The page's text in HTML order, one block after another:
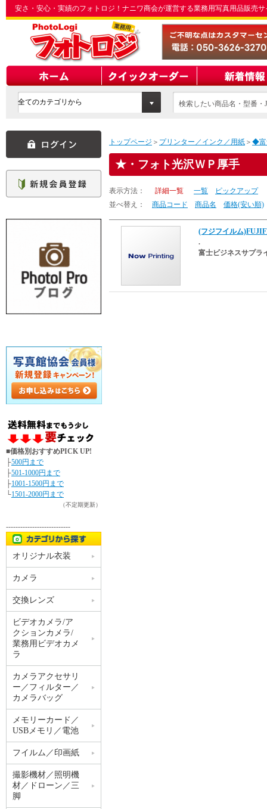
安さ・安心・実績のフォトロジ！ナニワ商会が運営する業務用写真用品販売
検索したい商品名・型番
トップページ ＞ プリンター／インク／用紙 ＞ ◆富
・フォト光沢ＷＰ厚手
表示方法： 詳細一覧 一覧
ピックアップ
並べ替え：
商品コード 商品名 価格(安い順)
(フジフイルム
.
富士ビジネスサプラ
■価格別おすすめPICK UP!
├500円まで
├501-1000円まで
├1001-1500円まで
└1501-2000円まで
（不定期更新）
---------------------------
オリジナル衣装
カメラ
交換レンズ
ビデオカメラ/ア
クションカメラ/
業務用ビデオカメ
ラ
カメラアクセサリ
ー／フィルター／
カメラバッグ
メモリーカード／
USBメモリ／電池
フイルム／印画紙
撮影機材／照明機
材／ドローン／三
脚